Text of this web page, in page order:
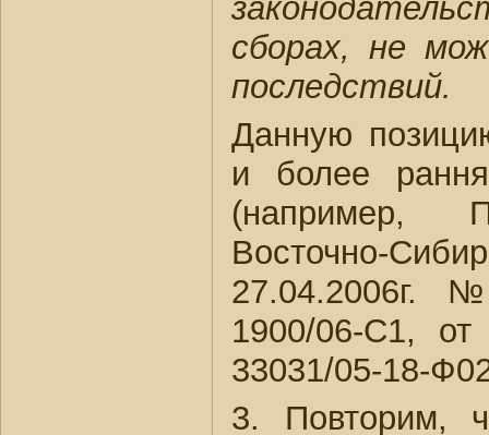
сборах, не
последствий.
Данную
и более
(например,
Восточно-
27.04.2006г.
1900/06-С1,
33031/05-18-
3. Повторим,